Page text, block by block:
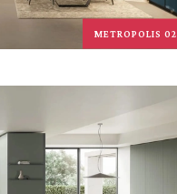
METROPOLIS 02